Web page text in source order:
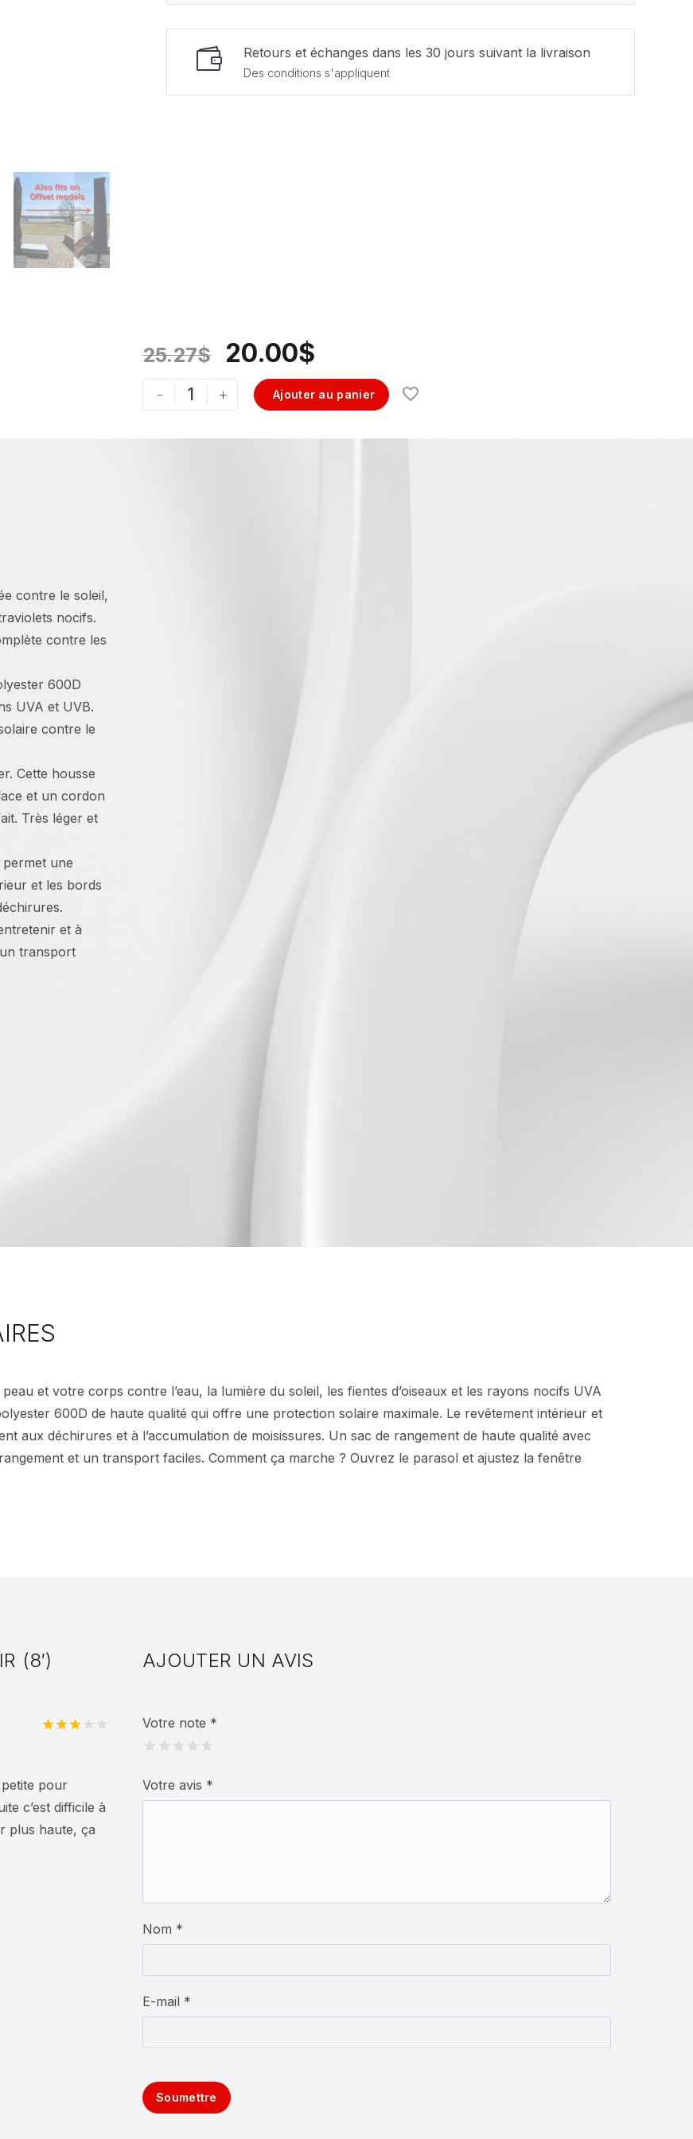
Retours et échanges dans les 30 jours suivant la livraison
Des conditions s'appliquent
25.27$ 20.00$
- + Ajouter au panier
contre le soleil,
nocifs.
contre les
600D
UVA et UVB.
contre le
Cette housse
et un cordon
Très léger et
une
et les bords
et à
transport
et votre corps contre l’eau, la lumière du soleil, les fientes d’oiseaux et les rayons nocifs UVA
600D de haute qualité qui offre une protection solaire maximale. Le revêtement intérieur et
aux déchirures et à l’accumulation de moisissures. Un sac de rangement de haute qualité avec
et un transport faciles. Comment ça marche ? Ouvrez le parasol et ajustez la fenêtre
(8′)
pour
c’est difficile à
plus haute, ça
AJOUTER UN AVIS
Votre note *
Votre avis *
Nom *
E-mail *
Soumettre